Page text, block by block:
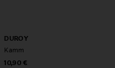
DUROY
Kamm
Original Price
10,90 €